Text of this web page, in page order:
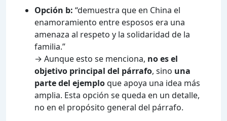
Opción b: “demuestra que en China el
enamoramiento entre esposos era una
amenaza al respeto y la solidaridad de la
familia.”
→ Aunque esto se menciona, no es el
objetivo principal del párrafo, sino una
parte del ejemploque apoya una idea más
amplia. Esta opción se queda en un detalle,
no en el propósito general del párrafo.